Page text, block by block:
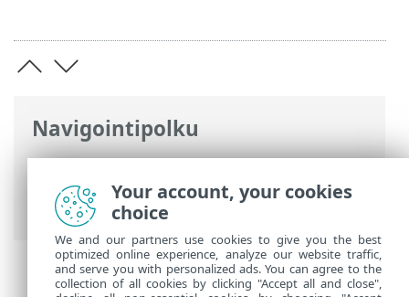
Navigointipolku
ESET-online-ohje>ESET Smart Security
Premium
>Lisäasetukset >Tarkistaa>
Antimalware Scan Interface (AMSI)
Your account, your cookies
choice
We and our partners use cookies to give you the best
optimized online experience, analyze our website traffic,
and serve you with personalized ads. You can agree to the
collection of all cookies by clicking "Accept all and close",